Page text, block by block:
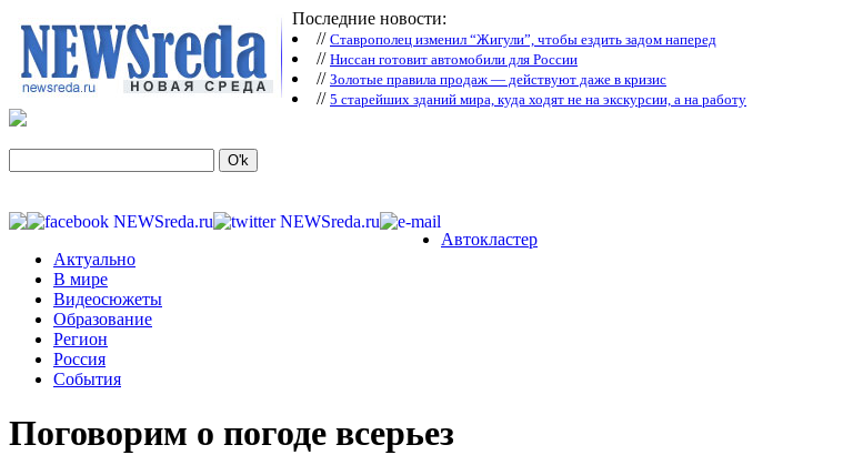
Последние новости:
// Ставрополец изменил “Жигули”, чтобы ездить задом наперед
// Ниссан готовит автомобили для России
// Зoлoтые прaвилa продаж — действуют даже в кризис
// 5 старейших зданий мира, куда ходят не на экскурсии, а на работу
Автокластер
Актуально
В мире
Видеосюжеты
Образование
Регион
Россия
События
Поговорим о погоде всерьез